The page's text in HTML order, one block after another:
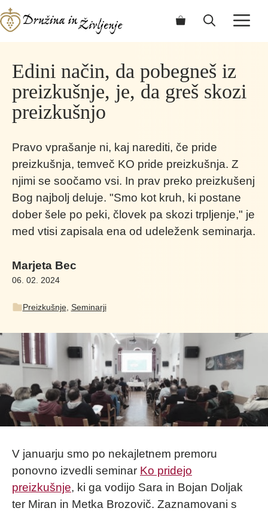
Skip
to
Edini način, da pobegneš iz
preizkušnje, je, da greš skozi
preizkušnjo
Pravo vprašanje ni, kaj narediti, če pride
preizkušnja, temveč KO pride preizkušnja. Z
njimi se soočamo vsi. In prav preko preizkušenj
Bog najbolj deluje. "Smo kot kruh, ki postane
dober šele po peki, človek pa skozi trpljenje," je
med vtisi zapisala ena od udeleženk seminarja.
Marjeta Bec
06. 02. 2024
Preizkušnje, Seminarji
V januarju smo po nekajletnem premoru
ponovno izvedli seminar Ko pridejo
preizkušnje, ki ga vodijo Sara in Bojan Doljak
ter Miran in Metka Brozovič. Zaznamovani s